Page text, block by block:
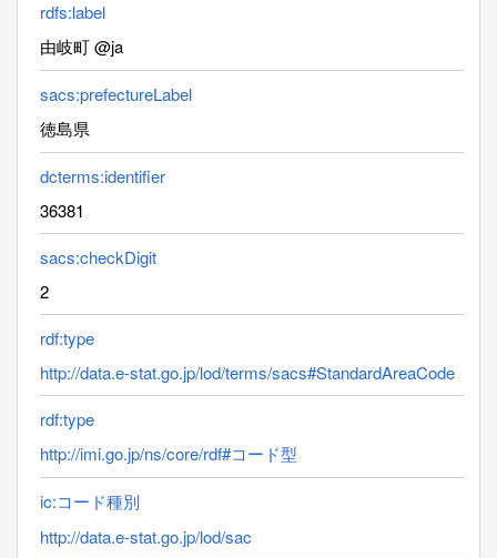
rdfs:label
由岐町 @ja
sacs:prefectureLabel
徳島県
dcterms:identifier
36381
sacs:checkDigit
2
rdf:type
http://data.e-stat.go.jp/lod/terms/sacs#StandardAreaCode
rdf:type
http://imi.go.jp/ns/core/rdf#コード型
ic:コード種別
http://data.e-stat.go.jp/lod/sac